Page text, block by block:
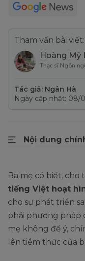
Tham vấn bài viết:
Hoàng Mỹ
Thạc sĩ Ngôn
Tác giả: Ngân Hà
Ngày cập nhật: 08/
Nội dung
Ba mẹ có biết, cho
tiếng Việt hoạt
cho sự phát triển
phải phương pháp
mẹ không để ý,
lên tiềm thức của